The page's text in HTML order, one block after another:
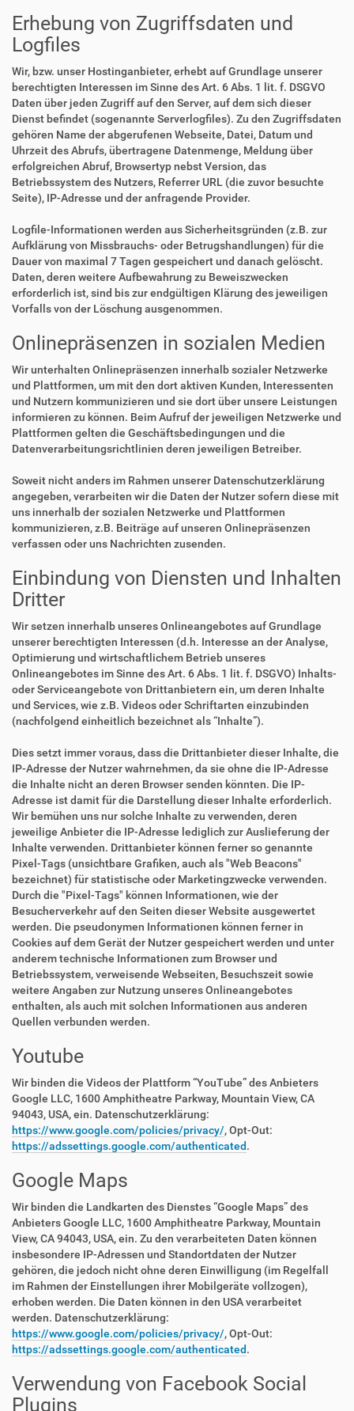
Erhebung von Zugriffsdaten und
Logfiles
Wir, bzw. unser Hostinganbieter, erhebt auf Grundlage unserer
berechtigten Interessen im Sinne des Art. 6 Abs. 1 lit. f. DSGVO
Daten über jeden Zugriff auf den Server, auf dem sich dieser
Dienst befindet (sogenannte Serverlogfiles). Zu den Zugriffsdaten
gehören Name der abgerufenen Webseite, Datei, Datum und
Uhrzeit des Abrufs, übertragene Datenmenge, Meldung über
erfolgreichen Abruf, Browsertyp nebst Version, das
Betriebssystem des Nutzers, Referrer URL (die zuvor besuchte
Seite), IP-Adresse und der anfragende Provider.
Logfile-Informationen werden aus Sicherheitsgründen (z.B. zur
Aufklärung von Missbrauchs- oder Betrugshandlungen) für die
Dauer von maximal 7 Tagen gespeichert und danach gelöscht.
Daten, deren weitere Aufbewahrung zu Beweiszwecken
erforderlich ist, sind bis zur endgültigen Klärung des jeweiligen
Vorfalls von der Löschung ausgenommen.
Onlinepräsenzen in sozialen Medien
Wir unterhalten Onlinepräsenzen innerhalb sozialer Netzwerke
und Plattformen, um mit den dort aktiven Kunden, Interessenten
und Nutzern kommunizieren und sie dort über unsere Leistungen
informieren zu können. Beim Aufruf der jeweiligen Netzwerke und
Plattformen gelten die Geschäftsbedingungen und die
Datenverarbeitungsrichtlinien deren jeweiligen Betreiber.
Soweit nicht anders im Rahmen unserer Datenschutzerklärung
angegeben, verarbeiten wir die Daten der Nutzer sofern diese mit
uns innerhalb der sozialen Netzwerke und Plattformen
kommunizieren, z.B. Beiträge auf unseren Onlinepräsenzen
verfassen oder uns Nachrichten zusenden.
Einbindung von Diensten und Inhalten
Dritter
Wir setzen innerhalb unseres Onlineangebotes auf Grundlage
unserer berechtigten Interessen (d.h. Interesse an der Analyse,
Optimierung und wirtschaftlichem Betrieb unseres
Onlineangebotes im Sinne des Art. 6 Abs. 1 lit. f. DSGVO) Inhalts-
oder Serviceangebote von Drittanbietern ein, um deren Inhalte
und Services, wie z.B. Videos oder Schriftarten einzubinden
(nachfolgend einheitlich bezeichnet als “Inhalte”).
Dies setzt immer voraus, dass die Drittanbieter dieser Inhalte, die
IP-Adresse der Nutzer wahrnehmen, da sie ohne die IP-Adresse
die Inhalte nicht an deren Browser senden könnten. Die IP-
Adresse ist damit für die Darstellung dieser Inhalte erforderlich.
Wir bemühen uns nur solche Inhalte zu verwenden, deren
jeweilige Anbieter die IP-Adresse lediglich zur Auslieferung der
Inhalte verwenden. Drittanbieter können ferner so genannte
Pixel-Tags (unsichtbare Grafiken, auch als "Web Beacons"
bezeichnet) für statistische oder Marketingzwecke verwenden.
Durch die "Pixel-Tags" können Informationen, wie der
Besucherverkehr auf den Seiten dieser Website ausgewertet
werden. Die pseudonymen Informationen können ferner in
Cookies auf dem Gerät der Nutzer gespeichert werden und unter
anderem technische Informationen zum Browser und
Betriebssystem, verweisende Webseiten, Besuchszeit sowie
weitere Angaben zur Nutzung unseres Onlineangebotes
enthalten, als auch mit solchen Informationen aus anderen
Quellen verbunden werden.
Youtube
Wir binden die Videos der Plattform “YouTube” des Anbieters
Google LLC, 1600 Amphitheatre Parkway, Mountain View, CA
94043, USA, ein. Datenschutzerklärung:
https://www.google.com/policies/privacy/, Opt-Out:
https://adssettings.google.com/authenticated.
Google Maps
Wir binden die Landkarten des Dienstes “Google Maps” des
Anbieters Google LLC, 1600 Amphitheatre Parkway, Mountain
View, CA 94043, USA, ein. Zu den verarbeiteten Daten können
insbesondere IP-Adressen und Standortdaten der Nutzer
gehören, die jedoch nicht ohne deren Einwilligung (im Regelfall
im Rahmen der Einstellungen ihrer Mobilgeräte vollzogen),
erhoben werden. Die Daten können in den USA verarbeitet
werden. Datenschutzerklärung:
https://www.google.com/policies/privacy/, Opt-Out:
https://adssettings.google.com/authenticated.
Verwendung von Facebook Social
Plugins